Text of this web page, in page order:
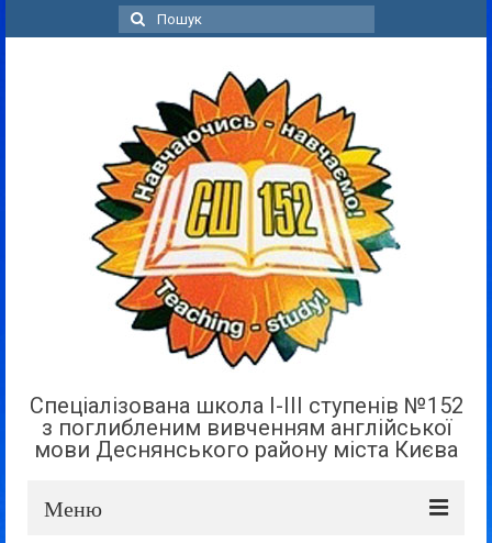
Пошук
для:
Спеціалізована школа І-ІІІ ступенів №152
з поглибленим вивченням англійської
мови Деснянського району міста Києва
Меню